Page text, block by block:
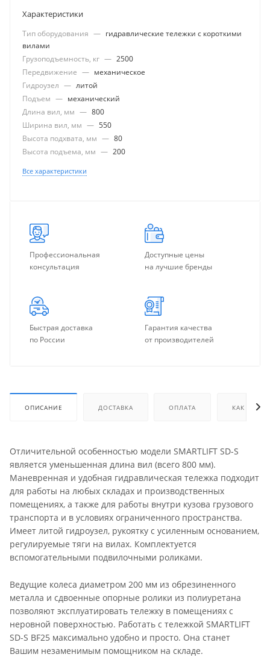
Характеристики
Тип оборудования — гидравлические тележки с короткими
вилами
Грузоподъемность, кг — 2500
Передвижение — механическое
Гидроузел — литой
Подъем — механический
Длина вил, мм — 800
Ширина вил, мм — 550
Высота подхвата, мм — 80
Высота подъема, мм — 200
Все характеристики
Профессиональная
консультация
Доступные цены
на лучшие бренды
Быстрая доставка
по России
Гарантия качества
от производителей
ОПИСАНИЕ ДОСТАВКА ОПЛАТА КАК
Отличительной особенностью модели SMARTLIFT SD-S
является уменьшенная длина вил (всего 800 мм).
Маневренная и удобная гидравлическая тележка подходит
для работы на любых складах и производственных
помещениях, а также для работы внутри кузова грузового
транспорта и в условиях ограниченного пространства.
Имеет литой гидроузел, рукоятку c усиленным основанием,
регулируемые тяги на вилах. Комплектуется
вспомогательными подвилочными роликами.
Ведущие колеса диаметром 200 мм из обрезиненного
металла и сдвоенные опорные ролики из полиуретана
позволяют эксплуатировать тележку в помещениях с
неровной поверхностью. Работать с тележкой SMARTLIFT
SD-S BF25 максимально удобно и просто. Она станет
Вашим незаменимым помощником на складе.